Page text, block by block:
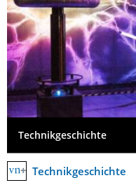
Technikgeschichte
Technikgeschichte